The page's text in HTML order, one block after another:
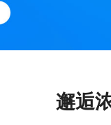
邂逅